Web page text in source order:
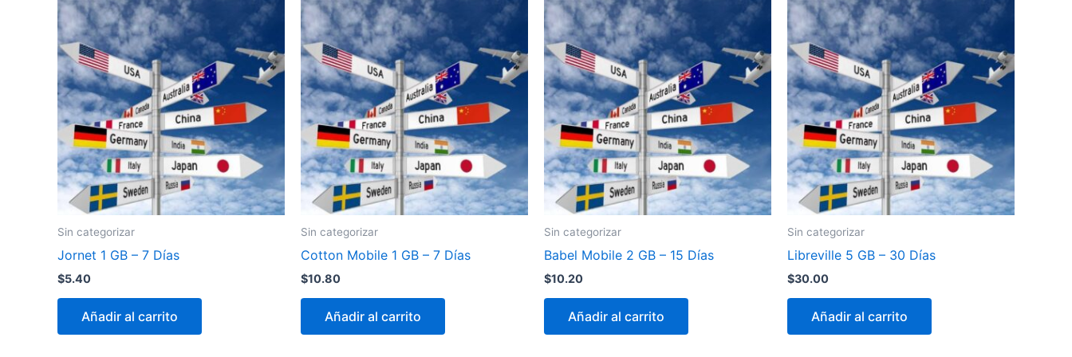
Sin categorizar
Jornet 1 GB – 7 Días
$5.40
Añadir al carrito
Sin categorizar
Cotton Mobile 1 GB – 7 Días
$10.80
Añadir al carrito
Sin categorizar
Babel Mobile 2 GB – 15 Días
$10.20
Añadir al carrito
Sin categorizar
Libreville 5 GB – 30 Días
$30.00
Añadir al carrito